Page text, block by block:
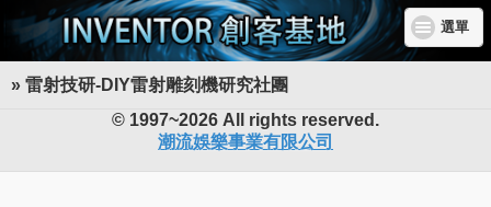
選單
» 雷射技研-DIY雷射雕刻機研究社團
INVENTOR 創客基地
© 1997~2026 All rights reserved.
潮流娛樂事業有限公司